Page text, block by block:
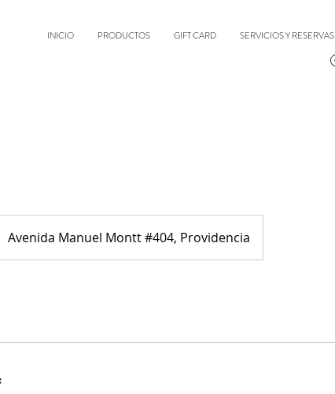
INICIO PRODUCTOS GIFT CARD SERVICIOS Y RESERVAS
Avenida Manuel Montt #404, Providencia